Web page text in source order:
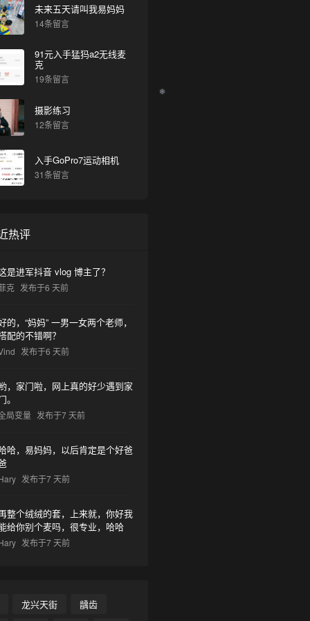
未来五天请叫我易妈妈
14条留言
91元入手猛犸a2无线麦
克
19条留言
摄影练习
12条留言
入手GoPro7运动相机
31条留言
热评
是进军抖音 vlog 博主了？
克 发布于6 天前
的，“妈妈” 一男一女两个老师，
配的不错啊？
发布于6 天前
，家门啦，网上真的好少遇到家
。
局变量 发布于7 天前
哈，易妈妈，以后肯定是个好爸
发布于7 天前
整个绒绒的套，上来就，你好我
给你别个麦吗，很专业，哈哈
发布于7 天前
龙兴天街 龋齿